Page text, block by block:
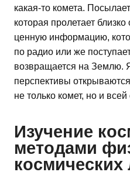
какая-то комета.
которая пролетает
ценную информацию,
по радио или же
возвращается на Землю.
перспективы
не только комет, но и
Изучение
методами
космических